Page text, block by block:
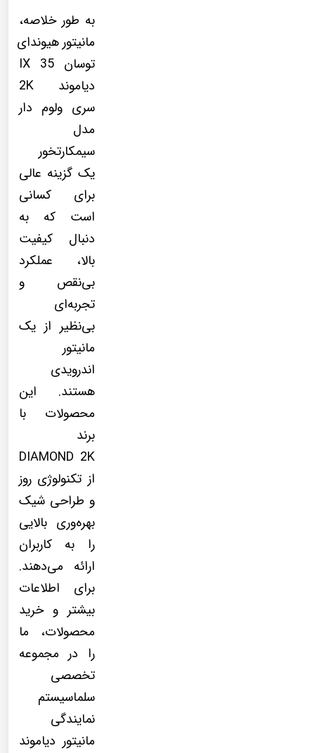
به طور خلاصه،
مانیتور هیوندای
توسان IX 35
دیاموند 2K
سری ولوم دار
مدل
سیمکارتخور
یک گزینه عالی
برای کسانی
است که به
دنبال کیفیت
بالا، عملکرد
بی‌نقص و
تجربه‌ای
بی‌نظیر از یک
مانیتور
اندرویدی
هستند. این
محصولات با
برند
DIAMOND 2K
از تکنولوژی روز
و طراحی شیک
بهره‌وری بالایی
را به کاربران
ارائه می‌دهند.
برای اطلاعات
بیشتر و خرید
محصولات، ما
را در مجموعه
تخصصی
سلماسیستم
نمایندگی
مانیتور دیاموند